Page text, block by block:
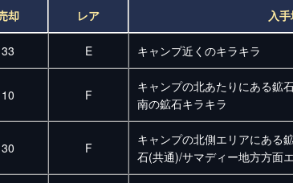
却 レア 入
33 E キャンプ近くのキラキラ
10 F
キャンプの北あたりにある鉱
南の鉱石キラキラ
30 F
キャンプの北側エリアにある
石(共通)/サマディー地方方面